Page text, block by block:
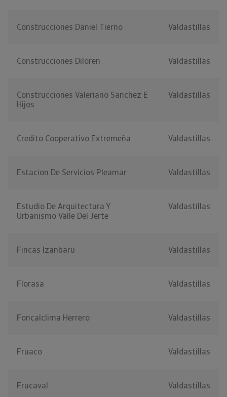
Construcciones Daniel Tierno Valdastillas
Construcciones Diloren Valdastillas
Construcciones Valeriano Sanchez E
Hijos
Valdastillas
Credito Cooperativo Extremeña Valdastillas
Estacion De Servicios Pleamar Valdastillas
Estudio De Arquitectura Y
Urbanismo Valle Del Jerte
Valdastillas
Fincas Izanbaru Valdastillas
Florasa Valdastillas
Foncalclima Herrero Valdastillas
Fruaco Valdastillas
Frucaval Valdastillas